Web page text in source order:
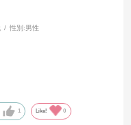
性別:男性
1 Like! 0